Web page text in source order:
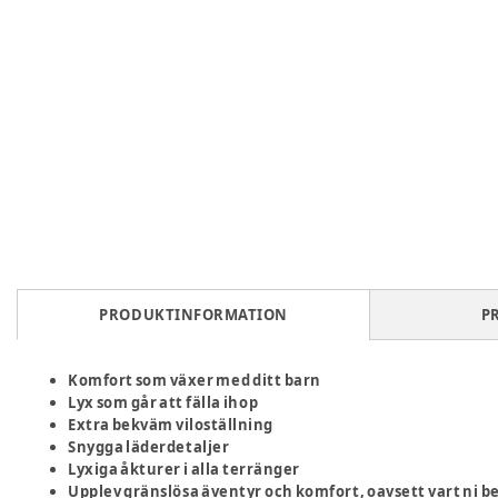
PRODUKTINFORMATION
Komfort som växer med ditt barn
Lyx som går att fälla ihop
Extra bekväm viloställning
Snygga läderdetaljer
Lyxiga åkturer i alla terränger
Upplev gränslösa äventyr och komfort, oavsett vart ni